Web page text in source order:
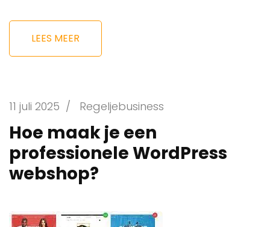
LEES MEER
11 juli 2025 / Regeljebusiness
Hoe maak je een
professionele WordPress
webshop?